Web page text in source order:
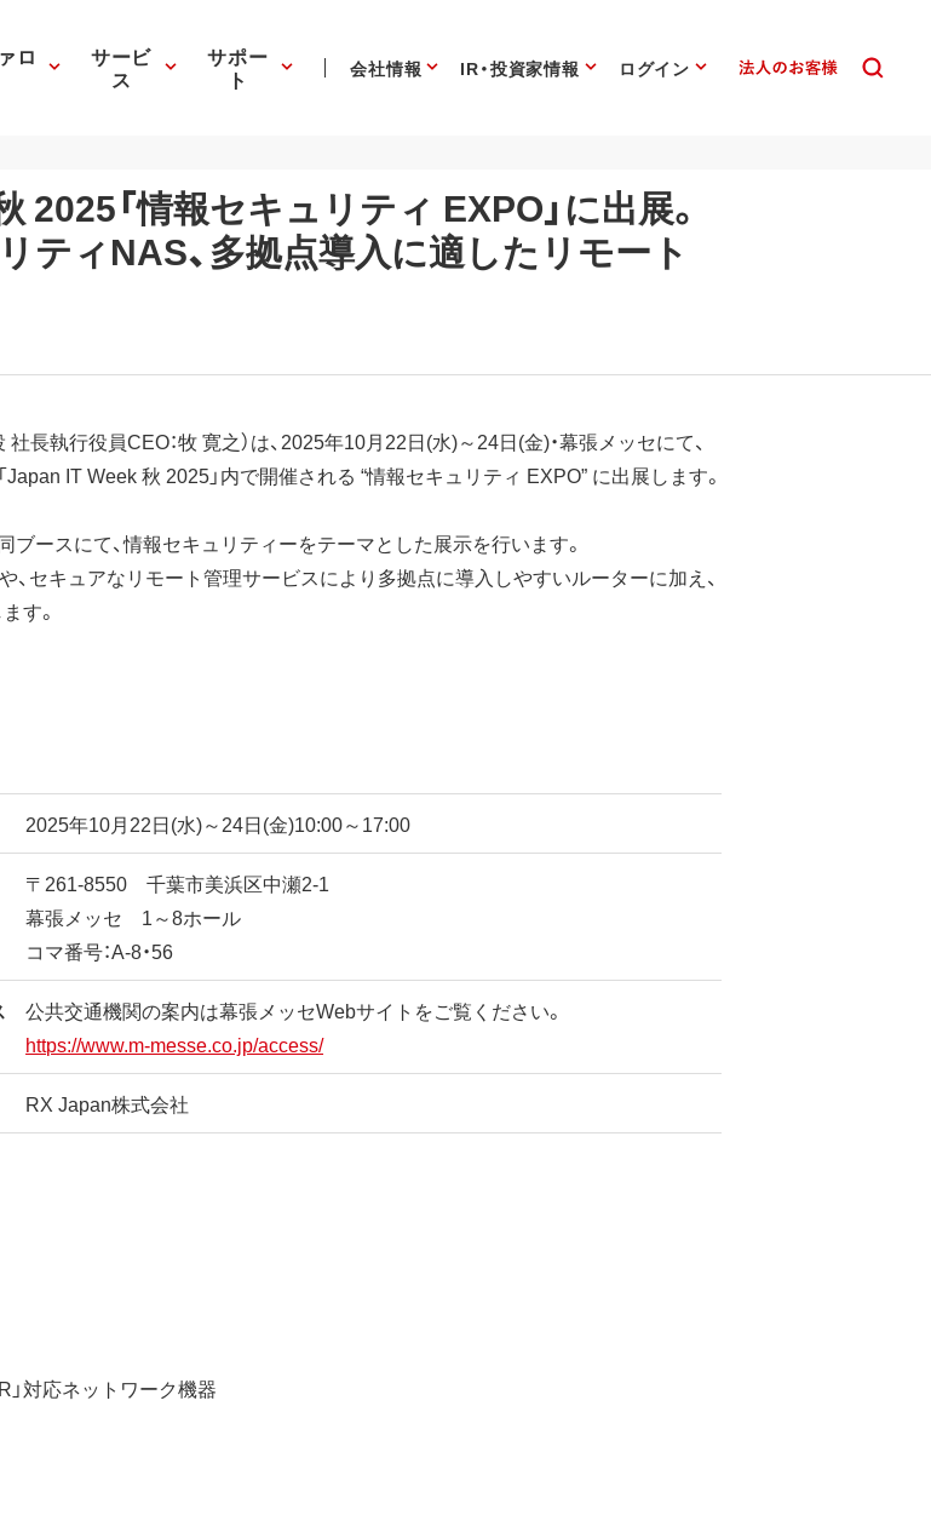
ロ サービ
ス
サポー
ト 会社情報 IR・投資家情報 ログイン
2025「情報セキュリティ EXPO」に出展。
ティNAS、多拠点導入に適したリモート
長執行役員CEO：牧 寛之）は、2025年10月22日(水)～24日(金)・幕張メッセにて、
IT Week 秋 2025」内で開催される “情報セキュリティ EXPO” に出展します。
ースにて、情報セキュリティーをテーマとした展示を行います。
セキュアなリモート管理サービスにより多拠点に導入しやすいルーターに加え、
す。
2025年10月22日(水)～24日(金)10:00～17:00
〒261-8550 千葉市美浜区中瀬2-1
幕張メッセ 1～8ホール
コマ番号：A-8・56
公共交通機関の案内は幕張メッセWebサイトをご覧ください。
https://www.m-messe.co.jp/access/
RX Japan株式会社
対応ネットワーク機器